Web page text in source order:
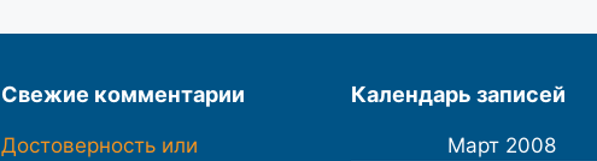
Свежие комментарии
Достоверность или
Календарь записей
Март 2008